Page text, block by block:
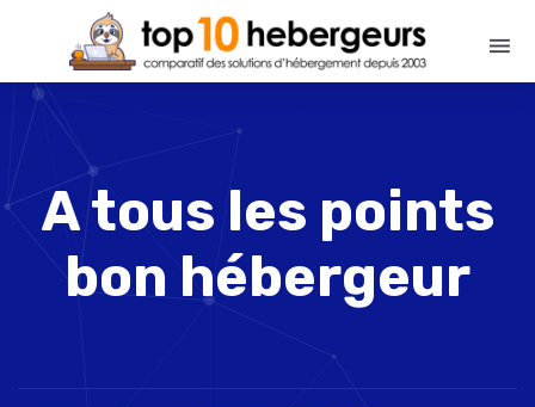
A tous les points
bon hébergeur